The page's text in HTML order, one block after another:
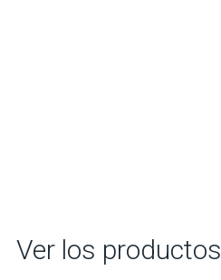
Ver los productos